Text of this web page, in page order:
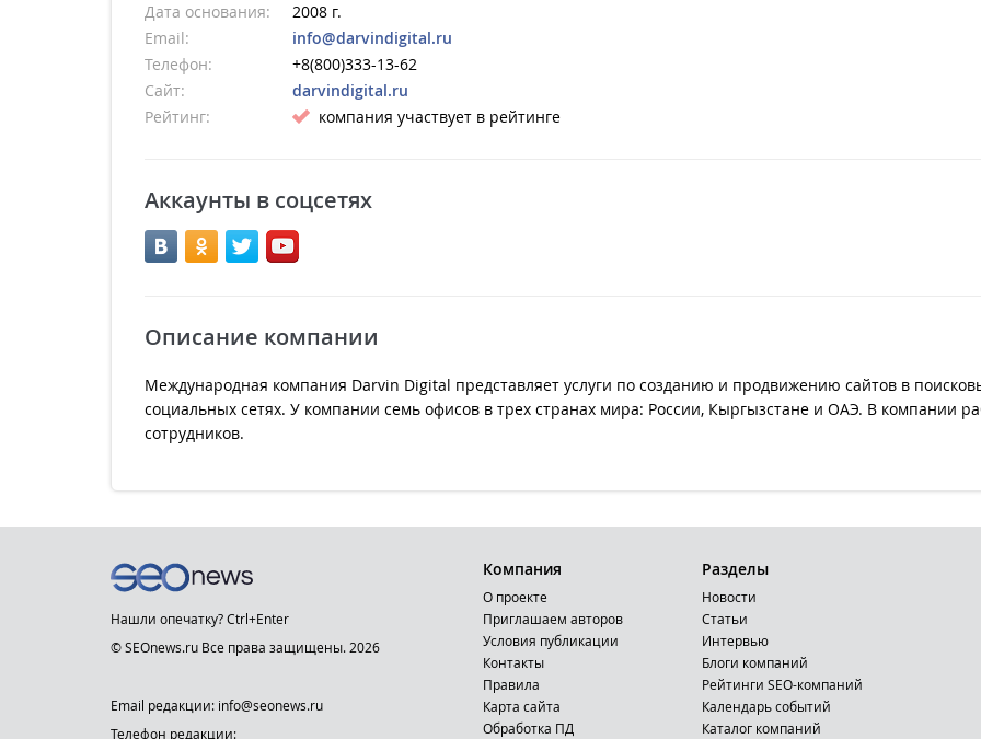
Дата основания:
2008 г.
Email:
info@darvindigital.ru
Телефон:
+8(800)333-13-62
Сайт:
darvindigital.ru
Рейтинг:
компания участвует в рейтинге
Аккаунты в соцсетях
Описание компании
Международная компания Darvin Digital представляет услуги по созданию и продвижению сайтов в
социальных сетях. У компании семь офисов в трех странах мира: России, Кыргызстане и ОАЭ. В компании
сотрудников.
Нашли опечатку? Ctrl+Enter
© SEOnews.ru Все права защищены. 2026
Email редакции: info@seonews.ru
Телефон редакции:
Компания
О проекте
Приглашаем авторов
Условия публикации
Контакты
Правила
Карта сайта
Обработка ПД
Разделы
Новости
Статьи
Интервью
Блоги компаний
Рейтинги SEO-компаний
Календарь событий
Каталог компаний